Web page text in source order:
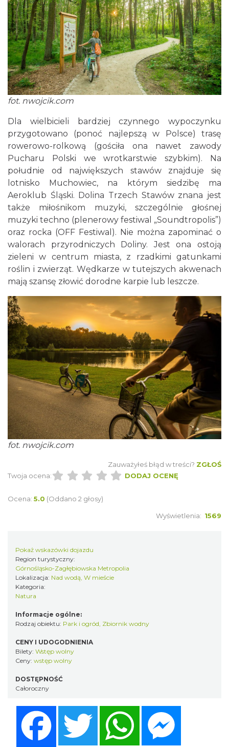
fot. nwojcik.com
Dla wielbicieli bardziej czynnego wypoczynku
przygotowano (ponoć najlepszą w Polsce) trasę
rowerowo-rolkową (gościła ona nawet zawody
Pucharu Polski we wrotkarstwie szybkim). Na
południe od największych stawów znajduje się
lotnisko Muchowiec, na którym siedzibę ma
Aeroklub Śląski. Dolina Trzech Stawów znana jest
także miłośnikom muzyki, szczególnie głośnej
muzyki techno (plenerowy festiwal „Soundtropolis”)
oraz rocka (OFF Festiwal). Nie można zapominać o
walorach przyrodniczych Doliny. Jest ona ostoją
zieleni w centrum miasta, z rzadkimi gatunkami
roślin i zwierząt. Wędkarze w tutejszych akwenach
mają szansę złowić dorodne karpie lub leszcze.
fot. nwojcik.com
Zauważyłeś błąd w treści? ZGŁOŚ
Twoja ocena:
DODAJ OCENĘ
Ocena: 5.0 (Oddano 2 głosy)
Wyświetlenia: 1569
Pokaż wskazówki dojazdu
Region turystyczny:
Górnośląsko-Zagłębiowska Metropolia
Lokalizacja: Nad wodą, W mieście
Kategoria:
Natura
Informacje ogólne:
Rodzaj obiektu: Park i ogród Zbiornik wodny
CENY I UDOGODNIENIA
Bilety: Wstęp wolny
Ceny: wstęp wolny
DOSTĘPNOŚĆ
Całoroczny
Twitter WhatsApp